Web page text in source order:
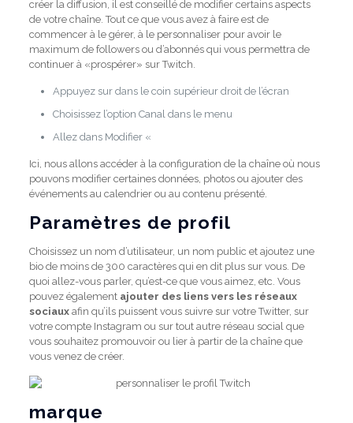
créer la diffusion, il est conseillé de modifier certains aspects
de votre chaîne. Tout ce que vous avez à faire est de
commencer à le gérer, à le personnaliser pour avoir le
maximum de followers ou d’abonnés qui vous permettra de
continuer à «prospérer» sur Twitch.
Appuyez sur dans le coin supérieur droit de l’écran
Choisissez l’option Canal dans le menu
Allez dans Modifier «
Ici, nous allons accéder à la configuration de la chaîne où nous
pouvons modifier certaines données, photos ou ajouter des
événements au calendrier ou au contenu présenté.
Paramètres de profil
Choisissez un nom d’utilisateur, un nom public et ajoutez une
bio de moins de 300 caractères qui en dit plus sur vous. De
quoi allez-vous parler, qu’est-ce que vous aimez, etc. Vous
pouvez également ajouter des liens vers les réseaux
sociauxafin qu’ils puissent vous suivre sur votre Twitter, sur
votre compte Instagram ou sur tout autre réseau social que
vous souhaitez promouvoir ou lier à partir de la chaîne que
vous venez de créer.
marque